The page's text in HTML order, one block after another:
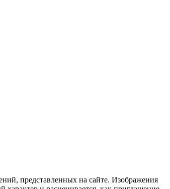
представленных на сайте. Изображения